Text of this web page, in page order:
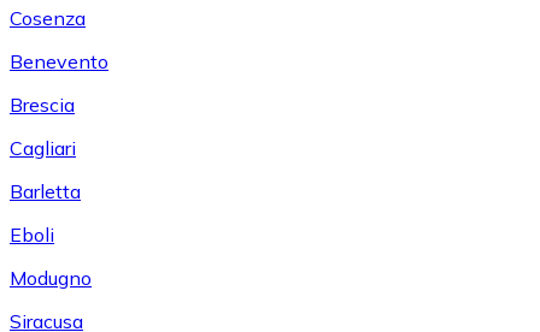
Cosenza
Benevento
Brescia
Cagliari
Barletta
Eboli
Modugno
Siracusa